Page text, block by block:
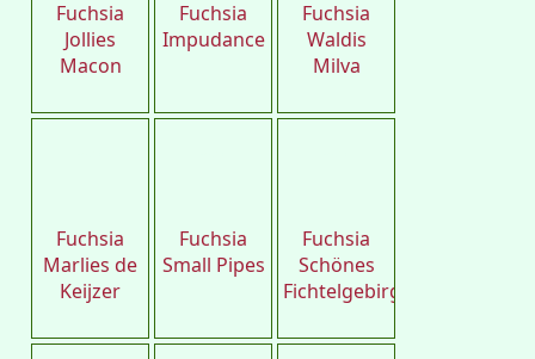
Fuchsia
Jollies
Macon
Fuchsia
Impudance
Fuchsia
Waldis
Milva
Fuchsia
Marlies de
Keijzer
Fuchsia
Small Pipes
Fuchsia
Schönes
Fichtelgebirge